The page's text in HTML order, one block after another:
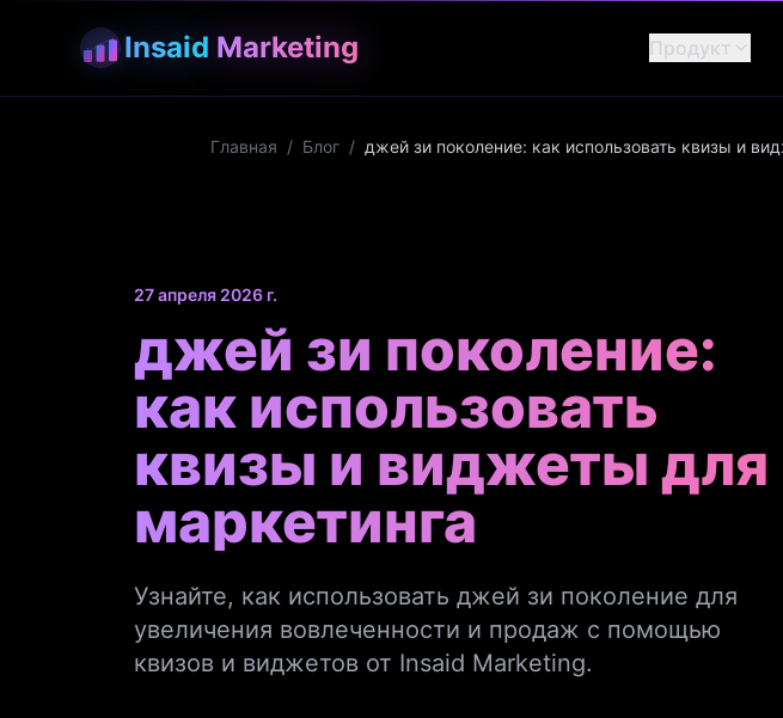
Insaid Marketing Продукт
Главная / Блог / джей зи поколение: как использовать квизы и
27 апреля 2026 г.
джей зи поколение:
как использовать
квизы и виджеты для
маркетинга
Узнайте, как использовать джей зи поколение для
увеличения вовлеченности и продаж с помощью
квизов и виджетов от Insaid Marketing.